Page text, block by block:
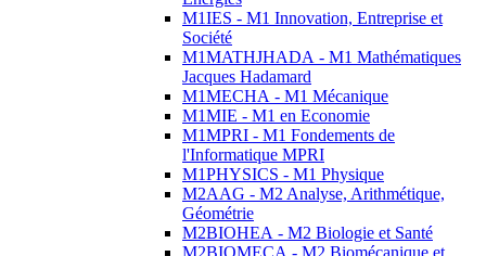
M1IES - M1 Innovation, Entreprise et
Société
M1MATHJHADA - M1 Mathématiques
Jacques Hadamard
M1MECHA - M1 Mécanique
M1MIE - M1 en Economie
M1MPRI - M1 Fondements de
l'Informatique MPRI
M1PHYSICS - M1 Physique
M2AAG - M2 Analyse, Arithmétique,
Géométrie
M2BIOHEA - M2 Biologie et Santé
M2BIOMECA - M2 Biomécanique et